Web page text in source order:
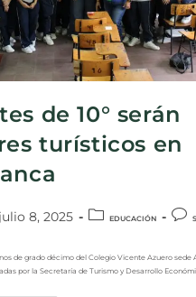
de 10° serán
turísticos en
julio 8, 2025 EDUCACIÓN
de grado décimo del Colegio Vicente Azuero sede
por la Secretaría de Turismo y Desarrollo